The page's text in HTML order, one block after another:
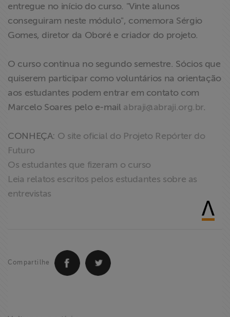
entregue no início do curso. "Vinte alunos
conseguiram neste módulo", comemora Sérgio
Gomes, diretor da Oboré e criador do projeto.
O curso continua no segundo semestre. Sócios que
quiserem participar como voluntários na orientação
aos estudantes podem entrar em contato com
Marcelo Soares pelo e-mail abraji@abraji.org.br.
CONHEÇA: O site oficial do Projeto Repórter do
Futuro
Os estudantes que fizeram o curso
Leia relatos escritos pelos estudantes sobre as
entrevistas
Compartilhe